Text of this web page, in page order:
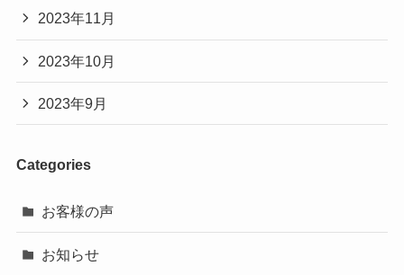
2023年11月
2023年10月
2023年9月
Categories
お客様の声
お知らせ